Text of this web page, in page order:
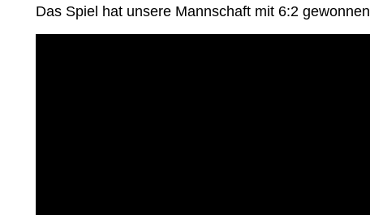
Das Spiel hat unsere Mannschaft mit 6:2 gewonnen